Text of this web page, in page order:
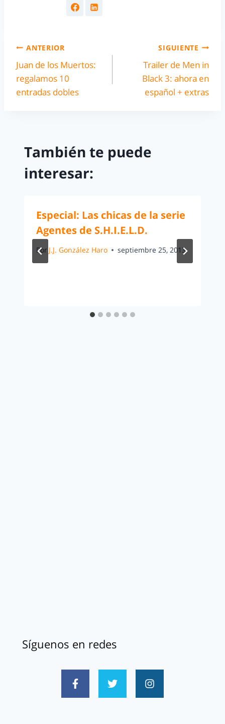
ANTERIOR
Juan de los Muertos:
regalamos 10
entradas dobles
SIGUIENTE
Trailer de Men in
Black 3: ahora en
español + extras
También te puede
interesar:
Especial: Las chicas de la serie
Agentes de S.H.I.E.L.D.
Por J.J. González Haro septiembre 25, 2013
Síguenos en redes